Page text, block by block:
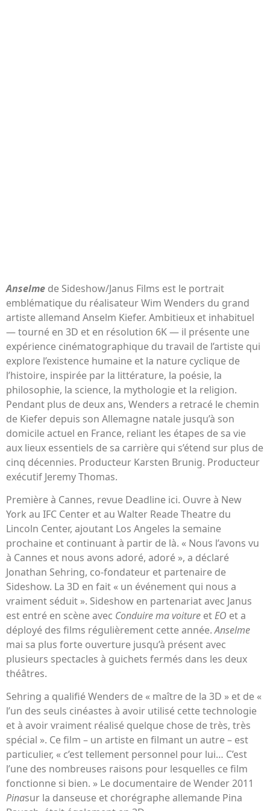
Anselme de Sideshow/Janus Films est le portrait
emblématique du réalisateur Wim Wenders du grand
artiste allemand Anselm Kiefer. Ambitieux et inhabituel
— tourné en 3D et en résolution 6K — il présente une
expérience cinématographique du travail de l’artiste qui
explore l’existence humaine et la nature cyclique de
l’histoire, inspirée par la littérature, la poésie, la
philosophie, la science, la mythologie et la religion.
Pendant plus de deux ans, Wenders a retracé le chemin
de Kiefer depuis son Allemagne natale jusqu’à son
domicile actuel en France, reliant les étapes de sa vie
aux lieux essentiels de sa carrière qui s’étend sur plus de
cinq décennies. Producteur Karsten Brunig. Producteur
exécutif Jeremy Thomas.
Première à Cannes, revue Deadline ici. Ouvre à New
York au IFC Center et au Walter Reade Theatre du
Lincoln Center, ajoutant Los Angeles la semaine
prochaine et continuant à partir de là. « Nous l’avons vu
à Cannes et nous avons adoré, adoré », a déclaré
Jonathan Sehring, co-fondateur et partenaire de
Sideshow. La 3D en fait « un événement qui nous a
vraiment séduit ». Sideshow en partenariat avec Janus
est entré en scène avec Conduire ma voiture etEO et a
déployé des films régulièrement cette année.Anselme
mai sa plus forte ouverture jusqu’à présent avec
plusieurs spectacles à guichets fermés dans les deux
théâtres.
Sehring a qualifié Wenders de « maître de la 3D » et de «
l’un des seuls cinéastes à avoir utilisé cette technologie
et à avoir vraiment réalisé quelque chose de très, très
spécial ». Ce film – un artiste en filmant un autre – est
particulier, « c’est tellement personnel pour lui… C’est
l’une des nombreuses raisons pour lesquelles ce film
fonctionne si bien. » Le documentaire de Wender 2011
Pinasur la danseuse et chorégraphe allemande Pina